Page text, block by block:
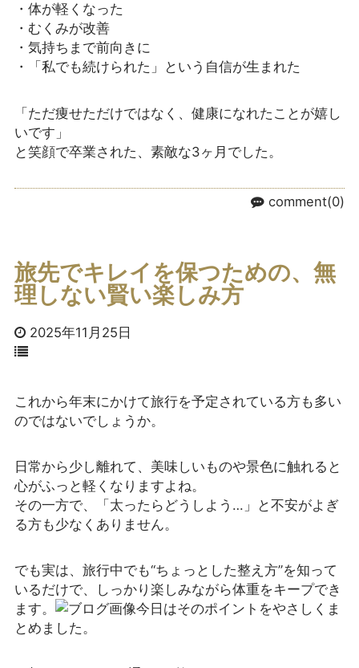
・体が軽くなった
・むくみが改善
・気持ちまで前向きに
・「私でも続けられた」という自信が生まれた
「ただ痩せただけではなく、健康になれたことが嬉し
いです」
と笑顔で卒業された、素敵な3ヶ月でした。
comment(0)
旅先でキレイを保つための、無
理しない賢い楽しみ方
2025年11月25日
これから年末にかけて旅行を予定されている方も多い
のではないでしょうか。
日常から少し離れて、美味しいものや景色に触れると
心がふっと軽くなりますよね。
その一方で、「太ったらどうしよう…」と不安がよぎ
る方も少なくありません。
でも実は、旅行中でも“ちょっとした整え方”を知って
いるだけで、しっかり楽しみながら体重をキープでき
ます。
今日はそのポイントをやさしくま
とめました。